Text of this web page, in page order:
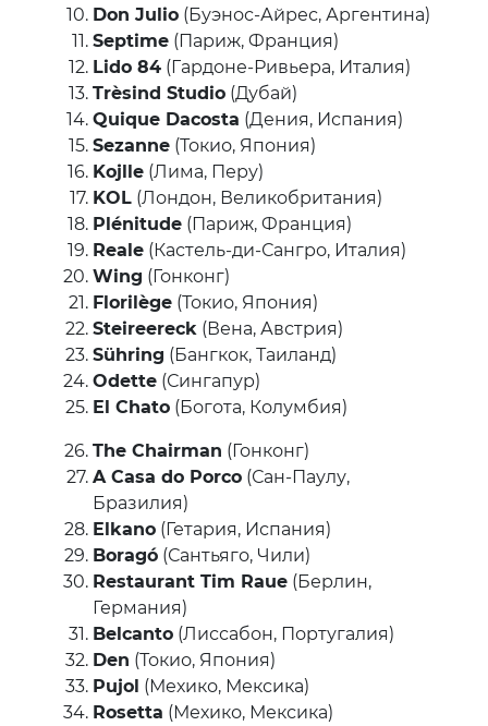
Don Julio (Буэнос-Айрес, Аргентина)
Septime (Париж, Франция)
Lido 84 (Гардоне-Ривьера, Италия)
Trèsind Studio (Дубай)
Quique Dacosta (Дения, Испания)
Sezanne (Токио, Япония)
Kojlle (Лима, Перу)
KOL (Лондон, Великобритания)
Plénitude (Париж, Франция)
Reale (Кастель-ди-Сангро, Италия)
Wing (Гонконг)
Florilège (Токио, Япония)
Steireereck (Вена, Австрия)
Sühring (Бангкок, Таиланд)
Odette (Сингапур)
El Chato (Богота, Колумбия)
The Chairman (Гонконг)
A Casa do Porco (Сан-Паулу,
Бразилия)
Elkano (Гетария, Испания)
Boragó (Сантьяго, Чили)
Restaurant Tim Raue (Берлин,
Германия)
Belcanto (Лиссабон, Португалия)
Den (Токио, Япония)
Pujol (Мехико, Мексика)
Rosetta (Мехико, Мексика)